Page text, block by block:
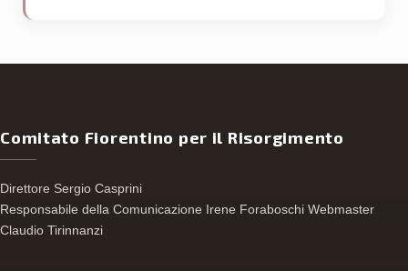
Comitato Fiorentino per il Risorgimento
Direttore Sergio Casprini
Responsabile della Comunicazione Irene Foraboschi Webmaster
Claudio Tirinnanzi